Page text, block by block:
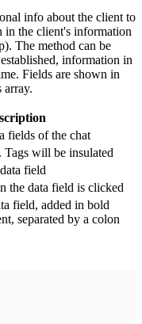
info about the client to
the client's information
The method can be
information in
Fields are shown in
array.
fields of the chat
will be insulated
field
the data field is clicked
field, added in bold
separated by a colon